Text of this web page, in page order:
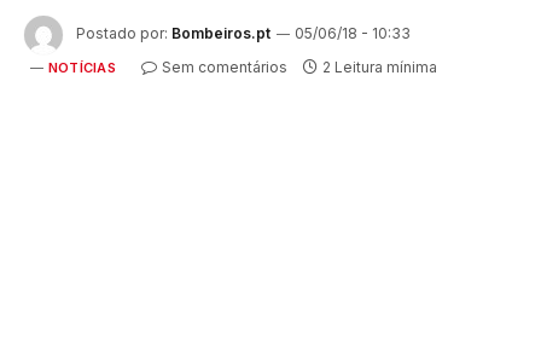
Postado por: Bombeiros.pt 05/06/18 - 10:33
NOTÍCIAS Sem comentários 2 Leitura mínima